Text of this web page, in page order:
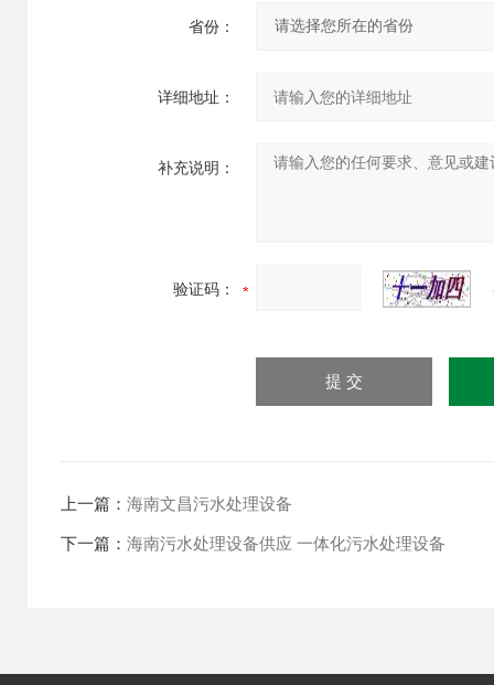
省份：
详细地址：
补充说明：
验证码：
上一篇： 海南文昌污水处理设备
下一篇： 海南污水处理设备供应 一体化污水处理设备